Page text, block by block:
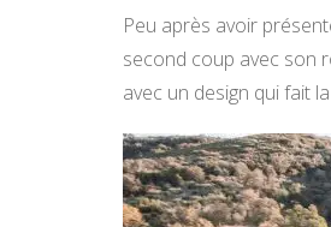
Peu après avoir
second coup avec son
avec un design qui fait